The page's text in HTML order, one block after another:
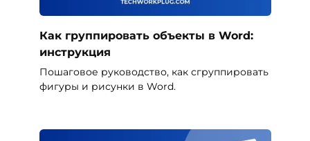
Как группировать объекты в Word:
инструкция
Пошаговое руководство, как сгруппировать
фигуры и рисунки в Word.